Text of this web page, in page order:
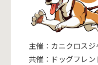
主催：カニクロスジ
共催：ドッグフレ